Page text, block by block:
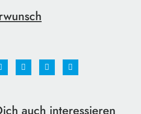
auch interessieren